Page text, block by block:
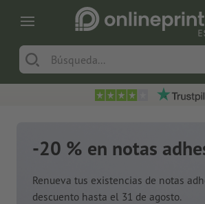
-20 % en notas
Renueva tus existencias de notas
descuento hasta el 31 de agosto.